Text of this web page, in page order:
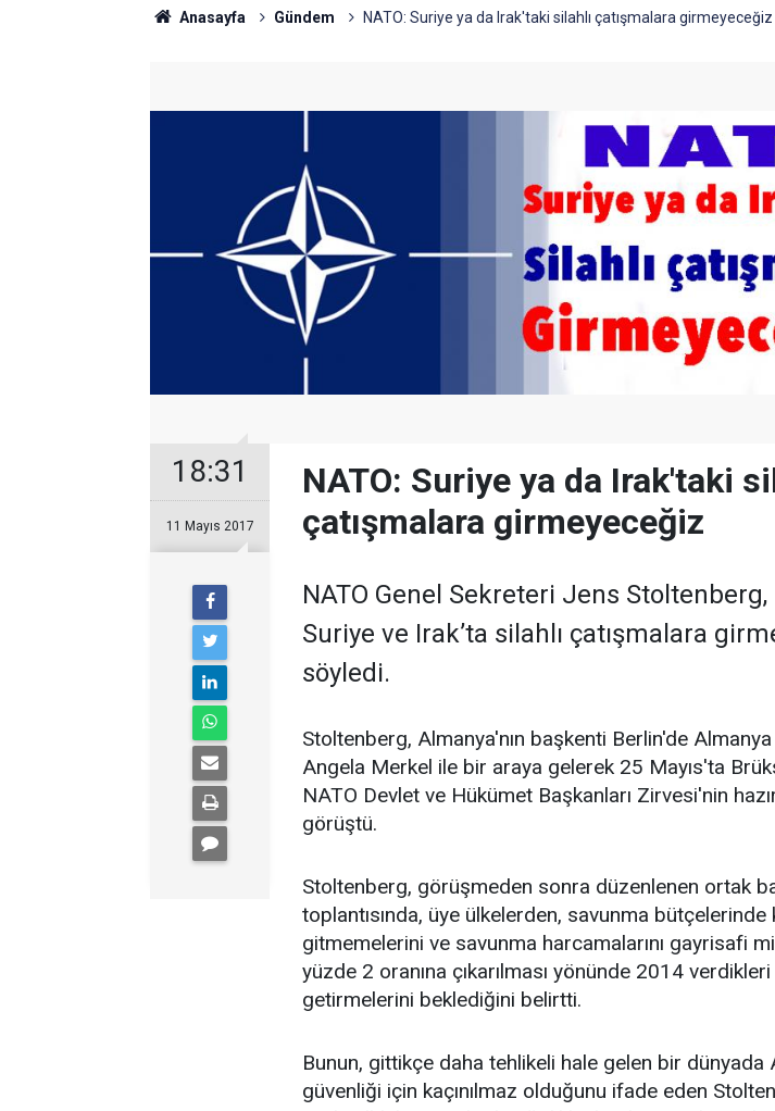
Anasayfa Gündem NATO: Suriye ya da Irak'taki silahlı çatışmalara girmeyeceğiz
18:31
11 Mayıs 2017
NATO: Suriye ya da Irak'taki
çatışmalara girmeyeceğiz
NATO Genel Sekreteri Jens Stoltenberg,
Suriye ve Irak’ta silahlı çatışmalara
söyledi.
Stoltenberg, Almanya'nın başkenti Berlin'de Almanya
Angela Merkel ile bir araya gelerek 25 Mayıs'ta
NATO Devlet ve Hükümet Başkanları Zirvesi'nin
görüştü.
Stoltenberg, görüşmeden sonra düzenlenen ortak
toplantısında, üye ülkelerden, savunma bütçelerinde
gitmemelerini ve savunma harcamalarını gayrisafi
yüzde 2 oranına çıkarılması yönünde 2014
getirmelerini beklediğini belirtti.
Bunun, gittikçe daha tehlikeli hale gelen bir dünyada
güvenliği için kaçınılmaz olduğunu ifade eden